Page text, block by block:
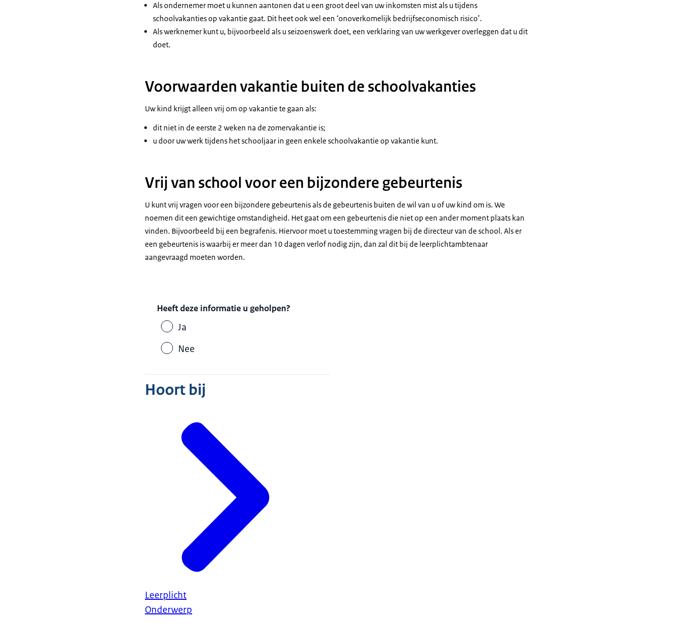
Als ondernemer moet u kunnen aantonen dat u een groot deel van uw inkomsten mist als u tijdens
schoolvakanties op vakantie gaat. Dit heet ook wel een ‘onoverkomelijk bedrijfseconomisch risico’.
Als werknemer kunt u, bijvoorbeeld als u seizoenswerk doet, een verklaring van uw werkgever overleggen dat u dit
doet.
Voorwaarden vakantie buiten de schoolvakanties
Uw kind krijgt alleen vrij om op vakantie te gaan als:
dit niet in de eerste 2 weken na de zomervakantie is;
u door uw werk tijdens het schooljaar in geen enkele schoolvakantie op vakantie kunt.
Vrij van school voor een bijzondere gebeurtenis
U kunt vrij vragen voor een bijzondere gebeurtenis als de gebeurtenis buiten de wil van u of uw kind om is. We
noemen dit een gewichtige omstandigheid. Het gaat om een gebeurtenis die niet op een ander moment plaats kan
vinden. Bijvoorbeeld bij een begrafenis. Hiervoor moet u toestemming vragen bij de directeur van de school. Als er
een gebeurtenis is waarbij er meer dan 10 dagen verlof nodig zijn, dan zal dit bij de leerplichtambtenaar
aangevraagd moeten worden.
Heeft deze informatie u geholpen?
Ja
Nee
Hoort bij
Leerplicht
Onderwerp